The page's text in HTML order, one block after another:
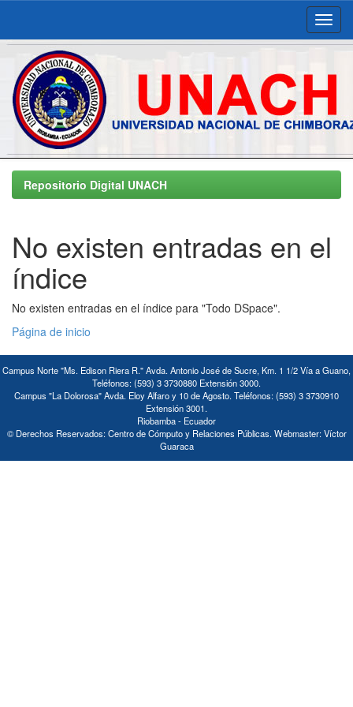
Skip
navigationRepositorio Digital UNACH
No existen entradas en el
índice
No existen entradas en el índice para "Todo DSpace".
Página de inicio
Campus Norte "Ms. Edison Riera R." Avda. Antonio José de Sucre, Km. 1 1/2 Vía a Guano,
Teléfonos: (593) 3 3730880 Extensión 3000.
Campus "La Dolorosa" Avda. Eloy Alfaro y 10 de Agosto. Teléfonos: (593) 3 3730910
Extensión 3001.
Riobamba - Ecuador
© Derechos Reservados: Centro de Cómputo y Relaciones Públicas. Webmaster: Víctor
Guaraca